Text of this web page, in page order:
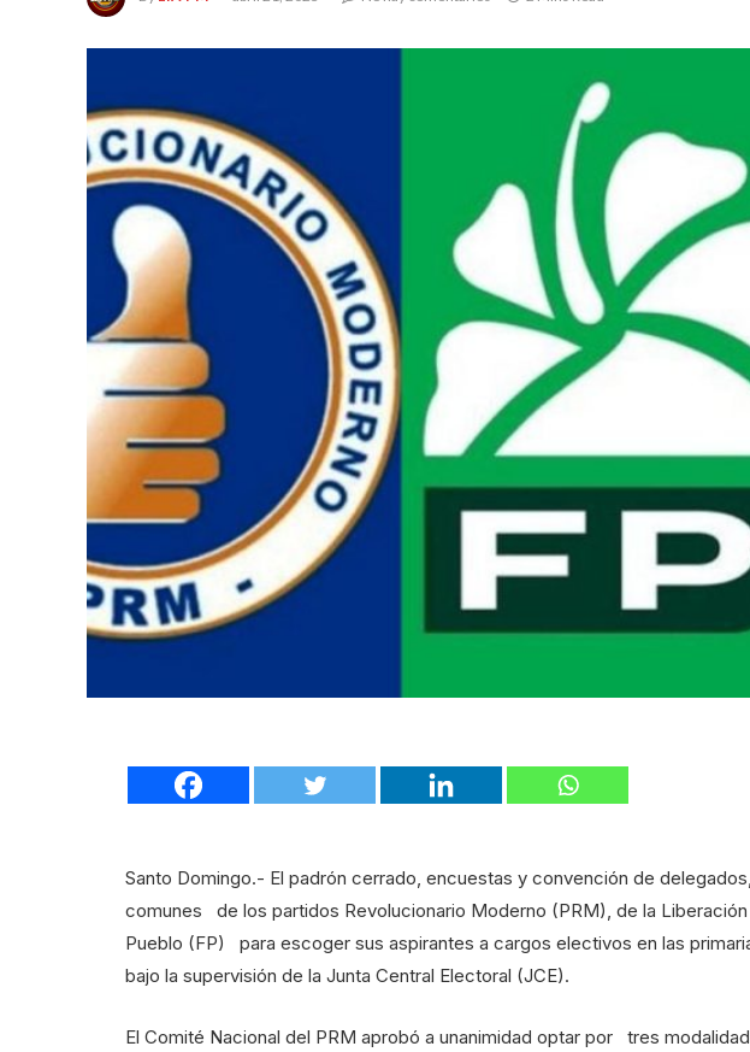
Santo Domingo.- El padrón cerrado, encuestas y convención de
comunes de los partidos Revolucionario Moderno (PRM), de la
Pueblo (FP) para escoger sus aspirantes a cargos electivos en las
bajo la supervisión de la Junta Central Electoral (JCE).
El Comité Nacional del PRM aprobó a unanimidad optar por tres